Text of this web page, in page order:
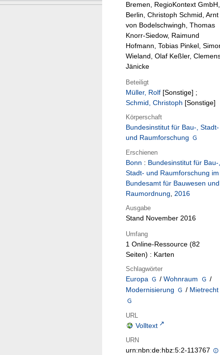
Bremen, RegioKontext GmbH,
Berlin, Christoph Schmid, Arnt
von Bodelschwingh, Thomas
Knorr-Siedow, Raimund
Hofmann, Tobias Pinkel,
Wieland, Olaf Keßler,
Jänicke
Beteiligt
Müller, Rolf [Sonstige] ;
Schmid, Christoph [Sonstige]
Körperschaft
Bundesinstitut für Bau-, Stadt-
und Raumforschung
Erschienen
Bonn : Bundesinstitut für Bau-,
Stadt- und Raumforschung im
Bundesamt für Bauwesen und
Raumordnung, 2016
Ausgabe
Stand November 2016
Umfang
1 Online-Ressource (82
Seiten) : Karten
Schlagwörter
Europa / Wohnraum
/
Modernisierung
/ Mietrecht
URL
Volltext
URN
urn:nbn:de:hbz:5:2-113767